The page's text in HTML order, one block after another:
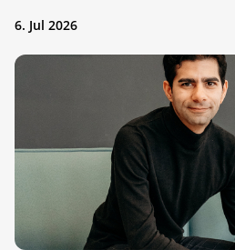
6. Jul 2026